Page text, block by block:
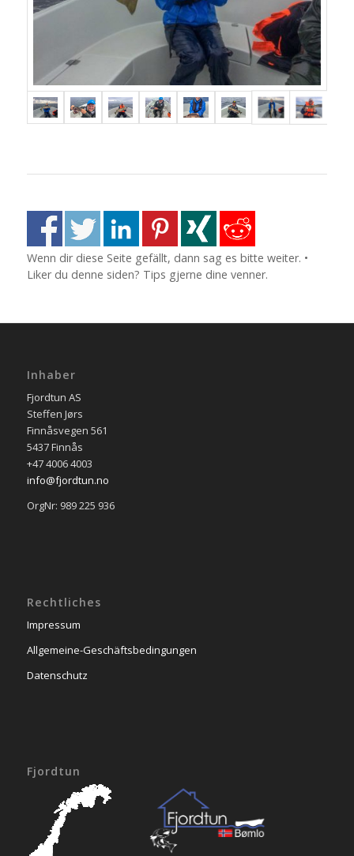
Wenn dir diese Seite gefällt, dann sag es bitte weiter. •
Liker du denne siden? Tips gjerne dine venner.
Inhaber
Fjordtun AS
Steffen Jørs
Finnåsvegen 561
5437 Finnås
+47 4006 4003
info@fjordtun.no
OrgNr: 989 225 936
Rechtliches
Impressum
Allgemeine-Geschäftsbedingungen
Datenschutz
Fjordtun